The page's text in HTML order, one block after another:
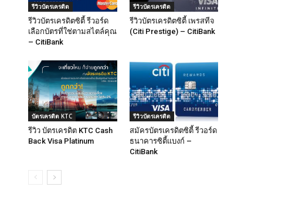
รีวิวบัตรเครดิต
รีวิวบัตรเครดิตซิตี้ รีวอร์ด
เลือกบัตรที่ใช่ตามสไตล์คุณ
– CitiBank
รีวิวบัตรเครดิต
รีวิวบัตรเครดิตซิตี้ เพรสทีจ
(Citi Prestige) – CitiBank
บัตรเครดิต KTC
รีวิว บัตรเครดิต KTC Cash
Back Visa Platinum
รีวิวบัตรเครดิต
สมัครบัตรเครดิตซิตี้ รีวอร์ด
ธนาคารซิตี้แบงก์ –
CitiBank